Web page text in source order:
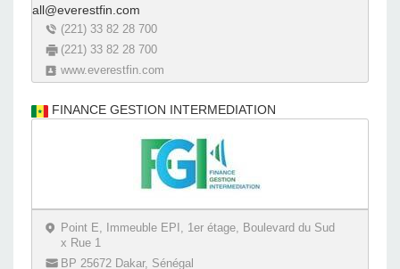
all@everestfin.com
(221) 33 82 28 700
(221) 33 82 28 700
www.everestfin.com
FINANCE GESTION INTERMEDIATION
Point E, Immeuble EPI, 1er étage, Boulevard du Sud
x Rue 1
BP 25672 Dakar, Sénégal